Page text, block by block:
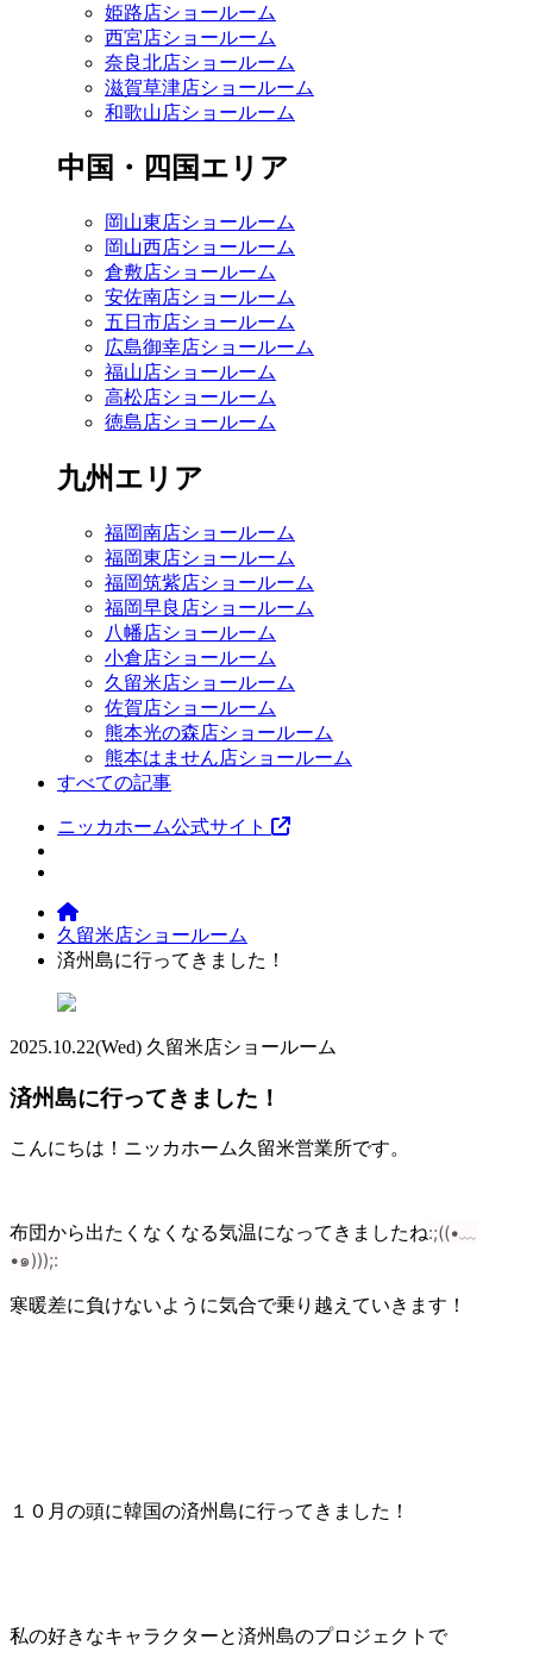
姫路店ショールーム
西宮店ショールーム
奈良北店ショールーム
滋賀草津店ショールーム
和歌山店ショールーム
中国・四国エリア
岡山東店ショールーム
岡山西店ショールーム
倉敷店ショールーム
安佐南店ショールーム
五日市店ショールーム
広島御幸店ショールーム
福山店ショールーム
高松店ショールーム
徳島店ショールーム
九州エリア
福岡南店ショールーム
福岡東店ショールーム
福岡筑紫店ショールーム
福岡早良店ショールーム
八幡店ショールーム
小倉店ショールーム
久留米店ショールーム
佐賀店ショールーム
熊本光の森店ショールーム
熊本はません店ショールーム
すべての記事
ニッカホーム公式サイト
久留米店ショールーム
済州島に行ってきました！
2025.10.22(Wed) 久留米店ショールーム
済州島に行ってきました！
こんにちは！ニッカホーム久留米営業所です。
布団から出たくなくなる気温になってきましたね:;((•﹏
•๑)));:
寒暖差に負けないように気合で乗り越えていきます！
１０月の頭に韓国の済州島に行ってきました！
私の好きなキャラクターと済州島のプロジェクトで